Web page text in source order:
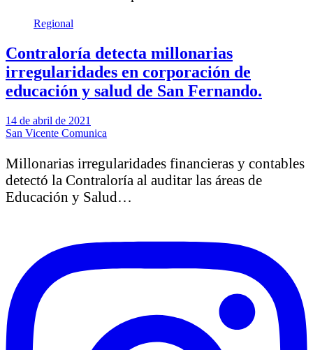
Regional
Contraloría detecta millonarias
irregularidades en corporación de
educación y salud de San Fernando.
14 de abril de 2021
San Vicente Comunica
Millonarias irregularidades financieras y contables
detectó la Contraloría al auditar las áreas de
Educación y Salud…